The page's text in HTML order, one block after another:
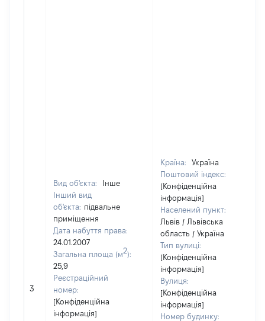
3
Вид об'єкта:
Інше
Інший вид
об'єкта: підвальне
приміщення
Дата набуття права:
24.01.2007
Загальна площа (м2):
25,9
Реєстраційний
номер:
[Конфіденційна
інформація]
Країна:
Україна
Поштовий індекс:
[Конфіденційна
інформація]
Населений пункт:
Львів / Львівська
область / Україна
Тип вулиці:
[Конфіденційна
інформація]
Вулиця:
[Конфіденційна
інформація]
Номер будинку: